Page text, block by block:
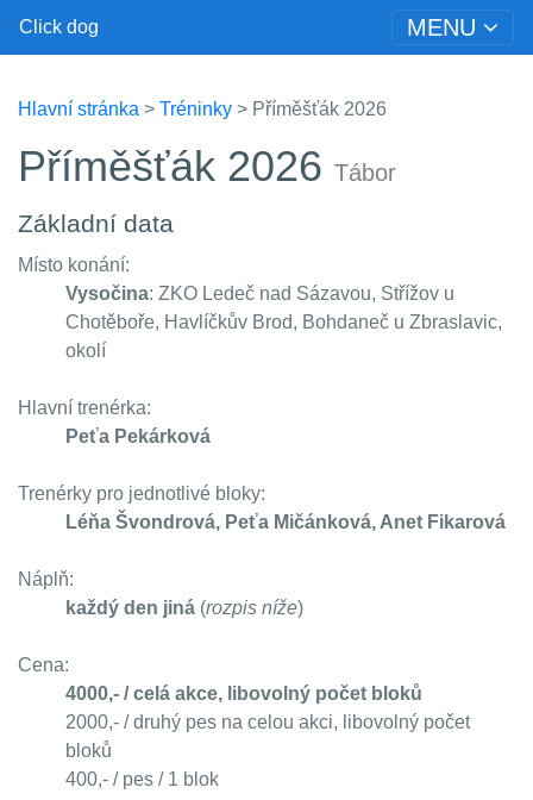
Click dog MENU
Hlavní stránka > Tréninky > Příměšťák 2026
Příměšťák 2026 Tábor
Základní data
Místo konání:
Vysočina: ZKO Ledeč nad Sázavou, Střížov u
Chotěboře, Havlíčkův Brod, Bohdaneč u Zbraslavic,
okolí
Hlavní trenérka:
Peťa Pekárková
Trenérky pro jednotlivé bloky:
Léňa Švondrová, Peťa Mičánková, Anet Fikarová
Náplň:
každý den jiná (rozpis níže)
Cena:
4000,- / celá akce, libovolný počet bloků
2000,- / druhý pes na celou akci, libovolný počet
bloků
400,- / pes / 1 blok